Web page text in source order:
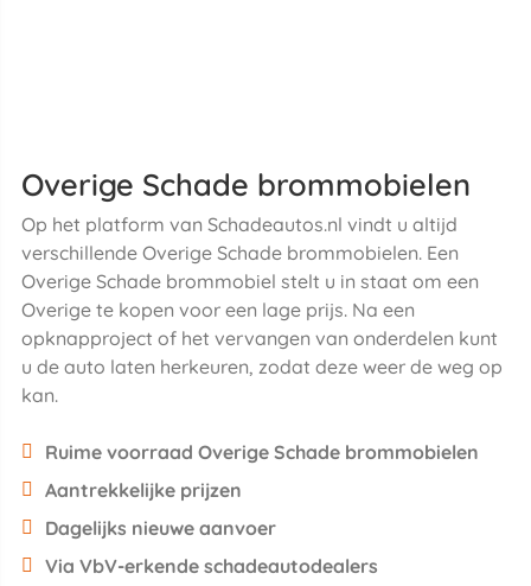
Overige Schade brommobielen
Op het platform van Schadeautos.nl vindt u altijd
verschillende Overige Schade brommobielen. Een
Overige Schade brommobiel stelt u in staat om een
Overige te kopen voor een lage prijs. Na een
opknapproject of het vervangen van onderdelen kunt
u de auto laten herkeuren, zodat deze weer de weg op
kan.
Ruime voorraad Overige Schade brommobielen
Aantrekkelijke prijzen
Dagelijks nieuwe aanvoer
Via VbV-erkende schadeautodealers